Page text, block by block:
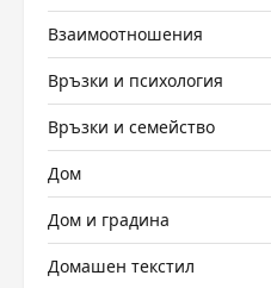
Взаимоотношения
Връзки и психология
Връзки и семейство
Дом
Дом и градина
Домашен текстил